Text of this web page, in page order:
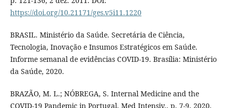
https://doi.org/10.21171/ges.v5i11.1220
BRASIL. Ministério da Saúde. Secretária de Ciência,
Tecnologia, Inovação e Insumos Estratégicos em Saúde.
Informe semanal de evidências COVID-19. Brasília: Ministério
da Saúde, 2020.
BRAZÃO, M. L.; NÓBREGA, S. Internal Medicine and the
COVID-19 Pandemic in Portugal. Med Intensiv., p. 7-9, 2020.